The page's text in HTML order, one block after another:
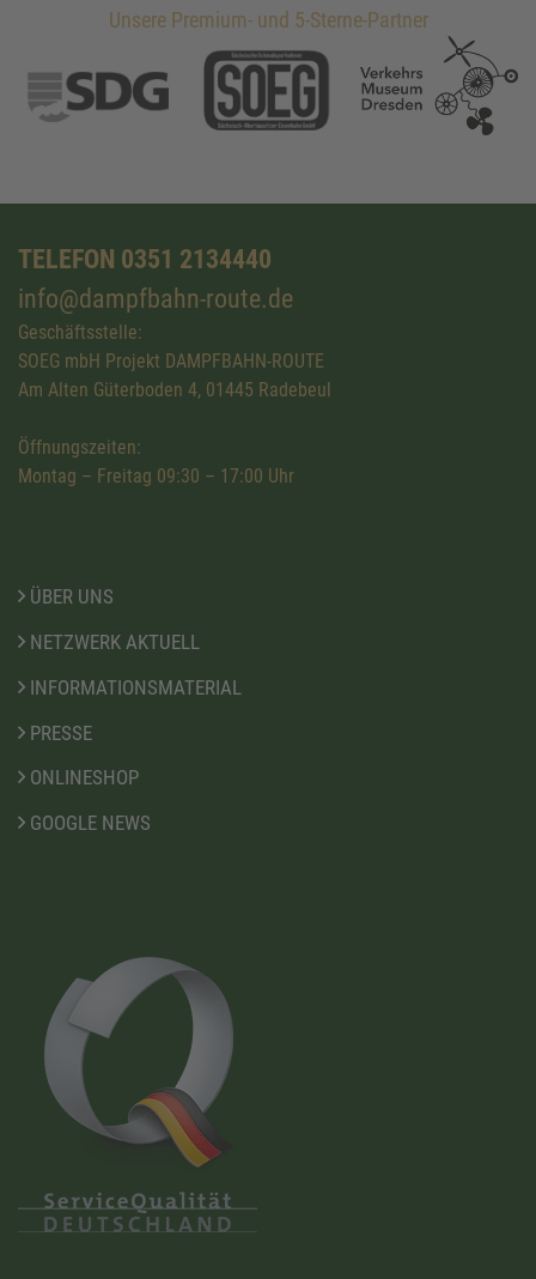
Unsere Premium- und 5-Sterne-Partner
TELEFON 0351 2134440
info@dampfbahn-route.de
Geschäftsstelle:
SOEG mbH Projekt DAMPFBAHN-ROUTE
Am Alten Güterboden 4, 01445 Radebeul
Öffnungszeiten:
Montag – Freitag 09:30 – 17:00 Uhr
ÜBER UNS
NETZWERK AKTUELL
INFORMATIONSMATERIAL
PRESSE
ONLINESHOP
GOOGLE NEWS